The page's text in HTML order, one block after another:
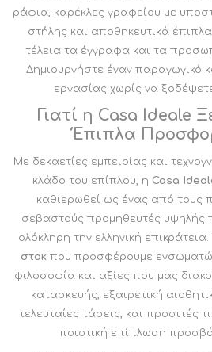
ράφια, καρέκλες γραφείου με
στήλης και αποθηκευτικά
τέλεια τα έγγραφα και τα
Δημιουργήστε έναν παραγωγικό
εργασίας χωρίς να
Γιατί η Casa Ideale
Έπιπλα
Με δεκαετίες εμπειρίας και
κλάδο του επίπλου, η Casa
καθιερωθεί ως ένας από τους
σεβαστούς προμηθευτές υψηλής
ολόκληρη την ελληνική επικράτεια.
στοκ που προσφέρουμε
φιλοσοφία και αξίες που μας
κατασκευής, εξαιρετική
τελευταίες τάσεις, και προσιτές
ποιοτική επίπλωση